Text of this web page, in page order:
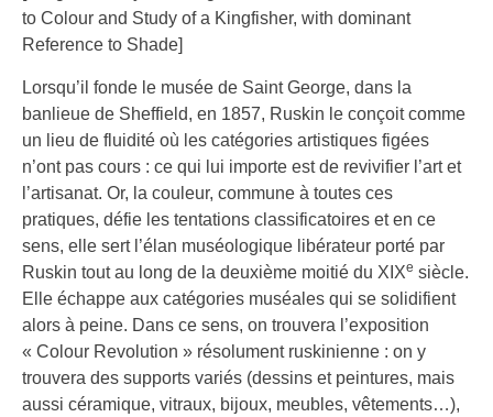
to Colour and Study of a Kingfisher, with dominant
Reference to Shade]
Lorsqu’il fonde le musée de Saint George, dans la
banlieue de Sheffield, en 1857, Ruskin le conçoit comme
un lieu de fluidité où les catégories artistiques figées
n’ont pas cours : ce qui lui importe est de revivifier l’art et
l’artisanat. Or, la couleur, commune à toutes ces
pratiques, défie les tentations classificatoires et en ce
sens, elle sert l’élan muséologique libérateur porté par
Ruskin tout au long de la deuxième moitié du XIXe siècle.
Elle échappe aux catégories muséales qui se solidifient
alors à peine. Dans ce sens, on trouvera l’exposition
« Colour Revolution » résolument ruskinienne : on y
trouvera des supports variés (dessins et peintures, mais
aussi céramique, vitraux, bijoux, meubles, vêtements…),